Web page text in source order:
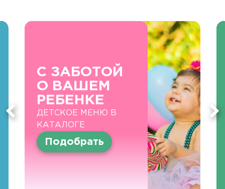
С ЗАБОТОЙ
О ВАШЕМ
РЕБЕНКЕ
ДЕТСКОЕ МЕНЮ В
КАТАЛОГЕ
Подобрать